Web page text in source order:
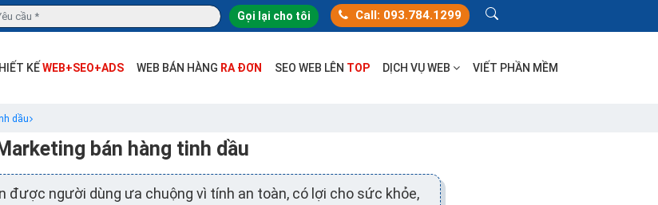
Gọi lại cho tôi Call: 093.784.1299
KẾWEB+SEO+ADS WEB BÁN HÀNG RA ĐƠN SEO WEB LÊN TOP DỊCH VỤ WEB VIẾT PHẦN MỀM
dầu
bán hàng tinh dầu
được người dùng ưa chuộng vì tính an toàn, có lợi cho sức khỏe,